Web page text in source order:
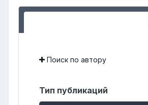
Поиск по автору
Тип публикаций